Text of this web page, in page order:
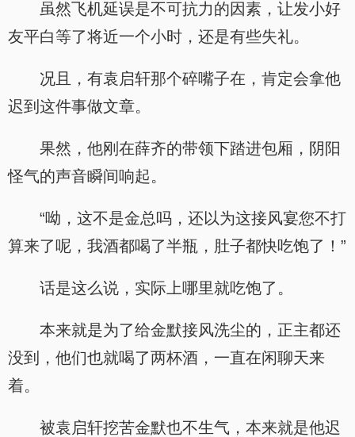
虽然飞机延误是不可抗力的因素，让发小好
友平白等了将近一个小时，还是有些失礼。
况且，有袁启轩那个碎嘴子在，肯定会拿他
迟到这件事做文章。
果然，他刚在薛齐的带领下踏进包厢，阴阳
怪气的声音瞬间响起。
“呦，这不是金总吗，还以为这接风宴您不打
算来了呢，我酒都喝了半瓶，肚子都快吃饱了！”
话是这么说，实际上哪里就吃饱了。
本来就是为了给金默接风洗尘的，正主都还
没到，他们也就喝了两杯酒，一直在闲聊天来
着。
被袁启轩挖苦金默也不生气，本来就是他迟